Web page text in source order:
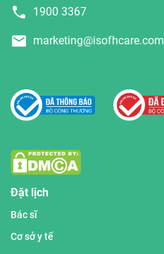
1900 3367
marketing@isofhcare.com
Đặt lịch
Bác sĩ
Cơ sở y tế